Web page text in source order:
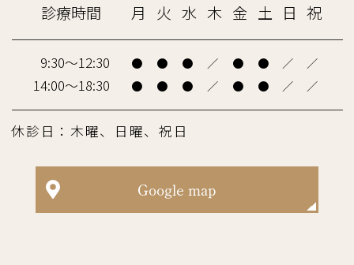
診療時間 月 火 水 木 金 土 日 祝
9:30～12:30 ● ● ● ／ ● ● ／ ／
14:00～18:30 ● ● ● ／ ● ● ／ ／
休診日：木曜、日曜、祝日
Google map